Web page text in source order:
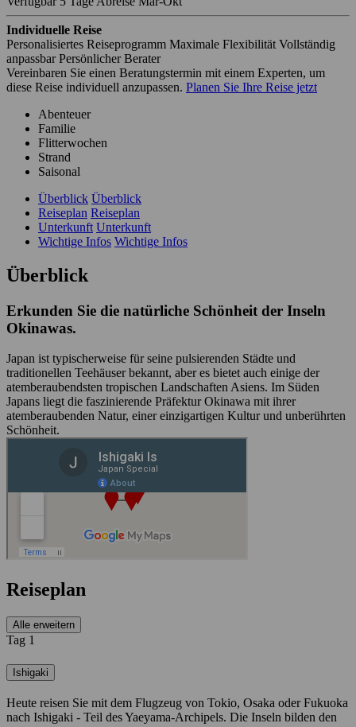
Individuelle Reise
Personalisiertes Reiseprogramm Maximale Flexibilität Vollständig
anpassbar Persönlicher Berater
Vereinbaren Sie einen Beratungstermin mit einem Experten, um
diese Reise individuell anzupassen. Planen Sie Ihre Reise jetzt
Abenteuer
Familie
Flitterwochen
Strand
Saisonal
Überblick Überblick
Reiseplan Reiseplan
Unterkunft Unterkunft
Wichtige Infos Wichtige Infos
Überblick
Erkunden Sie die natürliche Schönheit der Inseln
Okinawas.
Japan ist typischerweise für seine pulsierenden Städte und
traditionellen Teehäuser bekannt, aber es bietet auch einige der
atemberaubendsten tropischen Landschaften Asiens. Im Süden
Japans liegt die faszinierende Präfektur Okinawa mit ihrer
atemberaubenden Natur, einer einzigartigen Kultur und unberührten
Schönheit.
Reiseplan
Alle erweitern
Tag 1
Ishigaki
Heute reisen Sie mit dem Flugzeug von Tokio, Osaka oder Fukuoka
nach Ishigaki - Teil des Yaeyama-Archipels. Die Inseln bilden den